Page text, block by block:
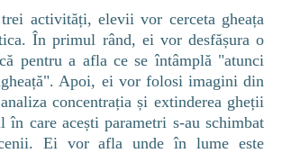
activități, elevii vor cerceta gheața
În primul rând, ei vor desfășura o
pentru a afla ce se întâmplă "atunci
Apoi, ei vor folosi imagini din
concentrația și extinderea gheții
în care acești parametri s-au schimbat
Ei vor afla unde în lume este